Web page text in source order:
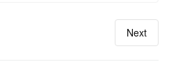
Next